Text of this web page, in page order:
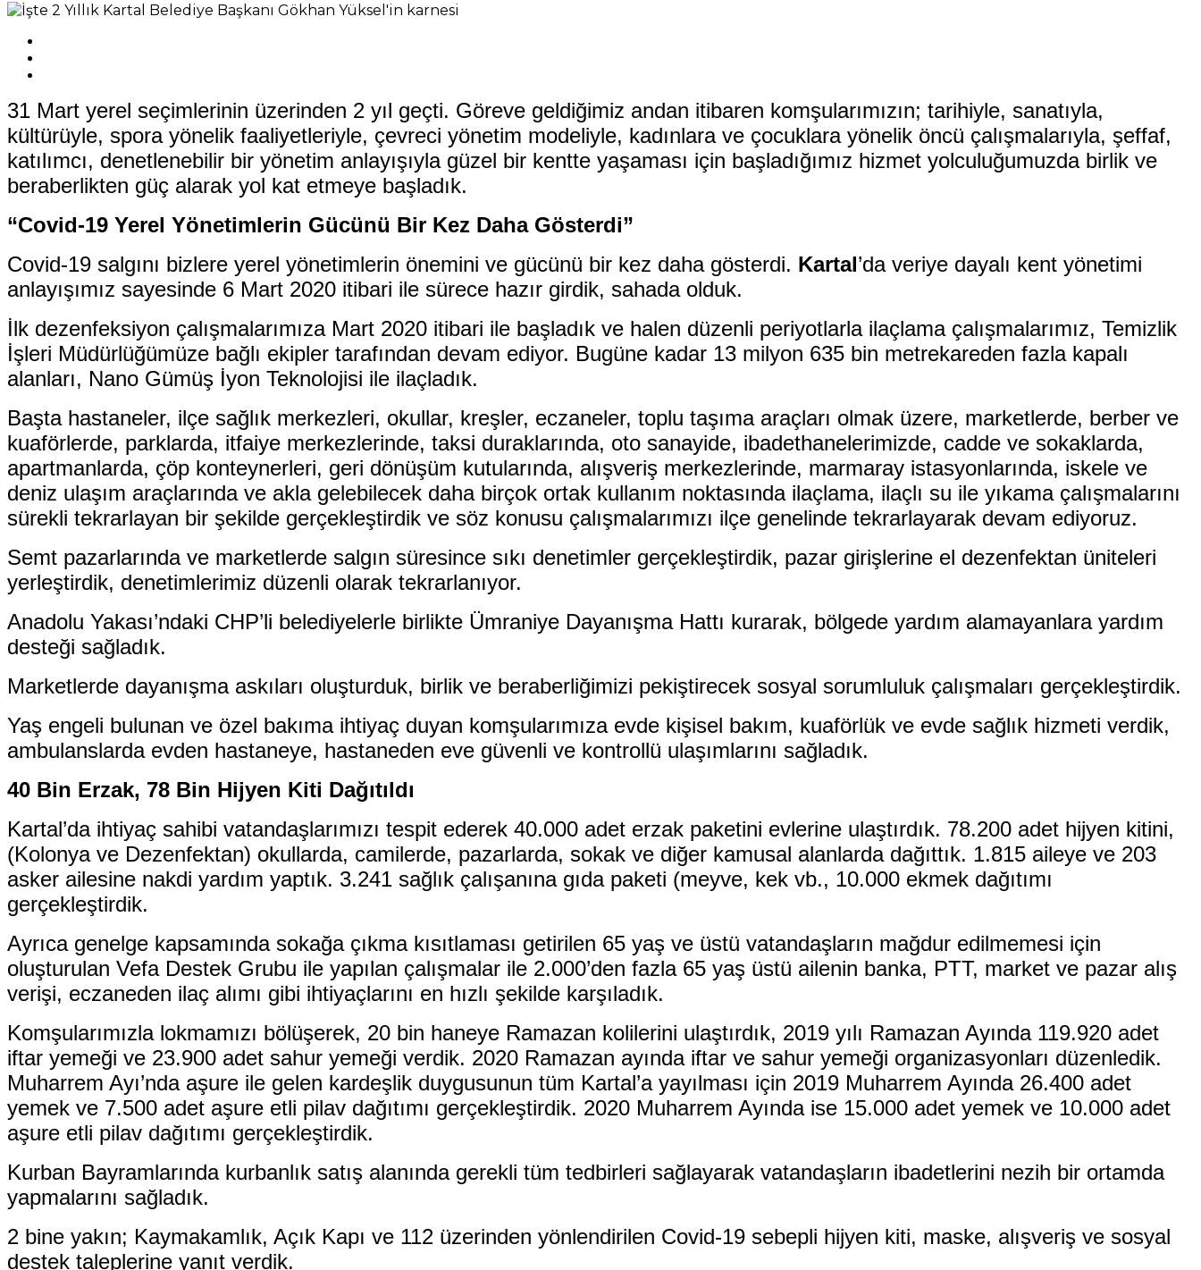
31 Mart yerel seçimlerinin üzerinden 2 yıl geçti. Göreve geldiğimiz andan itibaren komşularımızın; tarihiyle, sanatıyla,
kültürüyle, spora yönelik faaliyetleriyle, çevreci yönetim modeliyle, kadınlara ve çocuklara yönelik öncü çalışmalarıyla, şeffaf,
katılımcı, denetlenebilir bir yönetim anlayışıyla güzel bir kentte yaşaması için başladığımız hizmet yolculuğumuzda birlik ve
beraberlikten güç alarak yol kat etmeye başladık.
“Covid-19 Yerel Yönetimlerin Gücünü Bir Kez Daha Gösterdi”
Covid-19 salgını bizlere yerel yönetimlerin önemini ve gücünü bir kez daha gösterdi. Kartal’da veriye dayalı kent yönetimi
anlayışımız sayesinde 6 Mart 2020 itibari ile sürece hazır girdik, sahada olduk.
İlk dezenfeksiyon çalışmalarımıza Mart 2020 itibari ile başladık ve halen düzenli periyotlarla ilaçlama çalışmalarımız, Temizlik
İşleri Müdürlüğümüze bağlı ekipler tarafından devam ediyor. Bugüne kadar 13 milyon 635 bin metrekareden fazla kapalı
alanları, Nano Gümüş İyon Teknolojisi ile ilaçladık.
Başta hastaneler, ilçe sağlık merkezleri, okullar, kreşler, eczaneler, toplu taşıma araçları olmak üzere, marketlerde, berber ve
kuaförlerde, parklarda, itfaiye merkezlerinde, taksi duraklarında, oto sanayide, ibadethanelerimizde, cadde ve sokaklarda,
apartmanlarda, çöp konteynerleri, geri dönüşüm kutularında, alışveriş merkezlerinde, marmaray istasyonlarında, iskele ve
deniz ulaşım araçlarında ve akla gelebilecek daha birçok ortak kullanım noktasında ilaçlama, ilaçlı su ile yıkama çalışmalarını
sürekli tekrarlayan bir şekilde gerçekleştirdik ve söz konusu çalışmalarımızı ilçe genelinde tekrarlayarak devam ediyoruz.
Semt pazarlarında ve marketlerde salgın süresince sıkı denetimler gerçekleştirdik, pazar girişlerine el dezenfektan üniteleri
yerleştirdik, denetimlerimiz düzenli olarak tekrarlanıyor.
Anadolu Yakası’ndaki CHP’li belediyelerle birlikte Ümraniye Dayanışma Hattı kurarak, bölgede yardım alamayanlara yardım
desteği sağladık.
Marketlerde dayanışma askıları oluşturduk, birlik ve beraberliğimizi pekiştirecek sosyal sorumluluk çalışmaları gerçekleştirdik.
Yaş engeli bulunan ve özel bakıma ihtiyaç duyan komşularımıza evde kişisel bakım, kuaförlük ve evde sağlık hizmeti verdik,
ambulanslarda evden hastaneye, hastaneden eve güvenli ve kontrollü ulaşımlarını sağladık.
40 Bin Erzak, 78 Bin Hijyen Kiti Dağıtıldı
Kartal’da ihtiyaç sahibi vatandaşlarımızı tespit ederek 40.000 adet erzak paketini evlerine ulaştırdık. 78.200 adet hijyen kitini,
(Kolonya ve Dezenfektan) okullarda, camilerde, pazarlarda, sokak ve diğer kamusal alanlarda dağıttık. 1.815 aileye ve 203
asker ailesine nakdi yardım yaptık. 3.241 sağlık çalışanına gıda paketi (meyve, kek vb., 10.000 ekmek dağıtımı
gerçekleştirdik.
Ayrıca genelge kapsamında sokağa çıkma kısıtlaması getirilen 65 yaş ve üstü vatandaşların mağdur edilmemesi için
oluşturulan Vefa Destek Grubu ile yapılan çalışmalar ile 2.000’den fazla 65 yaş üstü ailenin banka, PTT, market ve pazar alış
verişi, eczaneden ilaç alımı gibi ihtiyaçlarını en hızlı şekilde karşıladık.
Komşularımızla lokmamızı bölüşerek, 20 bin haneye Ramazan kolilerini ulaştırdık, 2019 yılı Ramazan Ayında 119.920 adet
iftar yemeği ve 23.900 adet sahur yemeği verdik. 2020 Ramazan ayında iftar ve sahur yemeği organizasyonları düzenledik.
Muharrem Ayı’nda aşure ile gelen kardeşlik duygusunun tüm Kartal’a yayılması için 2019 Muharrem Ayında 26.400 adet
yemek ve 7.500 adet aşure etli pilav dağıtımı gerçekleştirdik. 2020 Muharrem Ayında ise 15.000 adet yemek ve 10.000 adet
aşure etli pilav dağıtımı gerçekleştirdik.
Kurban Bayramlarında kurbanlık satış alanında gerekli tüm tedbirleri sağlayarak vatandaşların ibadetlerini nezih bir ortamda
yapmalarını sağladık.
2 bine yakın; Kaymakamlık, Açık Kapı ve 112 üzerinden yönlendirilen Covid-19 sebepli hijyen kiti, maske, alışveriş ve sosyal
destek taleplerine yanıt verdik.